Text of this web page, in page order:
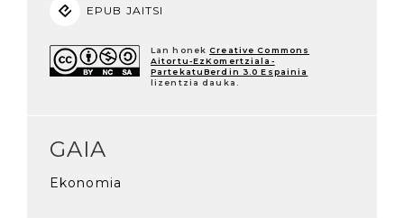
EPUB JAITSI
Lan honek Creative Commons
Aitortu-EzKomertziala-
PartekatuBerdin 3.0 Espainia
lizentzia dauka.
GAIA
Ekonomia